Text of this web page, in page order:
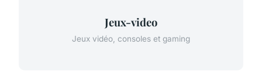
Jeux-video
Jeux vidéo, consoles et gaming